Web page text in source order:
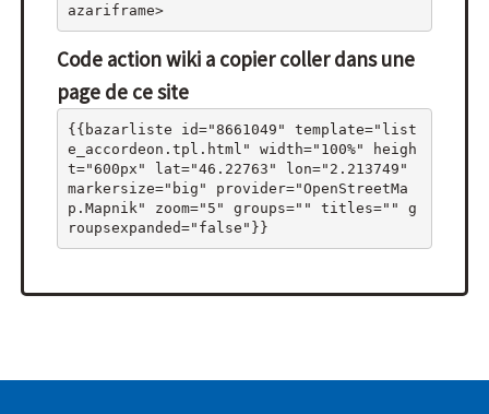
azariframe>
Code action wiki a copier coller dans une
page de ce site
{{bazarliste id="8661049" template="list
e_accordeon.tpl.html" width="100%" heigh
t="600px" lat="46.22763" lon="2.213749"
markersize="big" provider="OpenStreetMa
p.Mapnik" zoom="5" groups="" titles="" g
roupsexpanded="false"}}